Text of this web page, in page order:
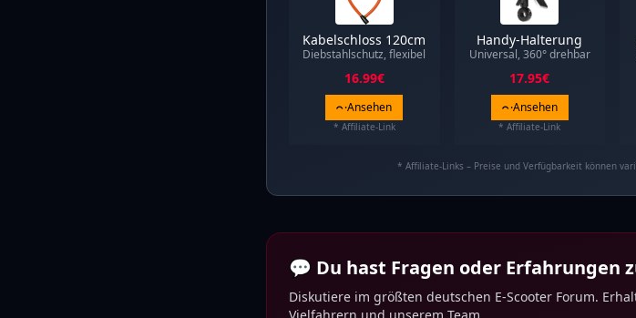
Kabelschloss 120cm
Diebstahlschutz, flexibel
16.99€
Ansehen
* Affiliate-Link
Handy-Halterung
Universal, 360° drehbar
17.95€
Ansehen
* Affiliate-Link
* Affiliate-Links – Preise und Verfügbarkeit können
💬 Du hast Fragen oder Erfahrungen
Diskutiere im größten deutschen E-Scooter Forum.